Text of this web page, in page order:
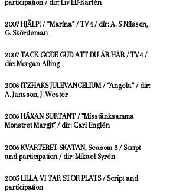
participation / dir: Liv Elf-Karlén
2007 HJÄLP! / “Marina” / TV4 / dir: A. S Nilsson,
G. Skördeman
2007 TACK GODE GUD ATT DU ÄR HÄR / TV4 /
dir: Morgan Alling
2006 ITZHAKS JULEVANGELIUM / “Angela” / dir:
A. Jansson, J. Wester
2006 HÄXAN SURTANT / ”Misstänksamma
Monstret Margit” / dir: Carl Englén
2006 KVARTERET SKATAN, Seasom 3 / Script
and participation / dir: Mikael Syrén
2005 LILLA VI TAR STOR PLATS / Script and
participation